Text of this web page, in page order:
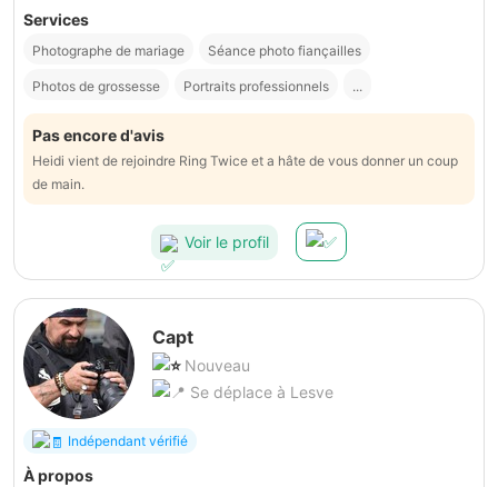
Services
Photographe de mariage Séance photo fiançailles
Photos de grossesse Portraits professionnels ...
Pas encore d'avis
Heidi vient de rejoindre Ring Twice et a hâte de vous donner un coup
de main.
Voir le profil
Capt
Nouveau
Se déplace à Lesve
Indépendant vérifié
À propos